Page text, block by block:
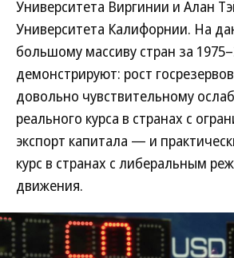
Университета Виргинии и Алан
Университета Калифорнии. На
большому массиву стран за
демонстрируют: рост
довольно чувствительному
реального курса в странах с
экспорт капитала — и
курс в странах с либеральным
движения.